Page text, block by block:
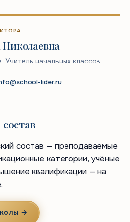
Учитель начальных классов.
lider.ru
состав — преподаваемые
категории, учёные
квалификации — на
→